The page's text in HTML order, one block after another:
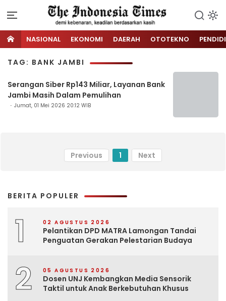
NASIONAL EKONOMI DAERAH OTOTEKNO
TAG: BANK JAMBI
Serangan Siber Rp143 Miliar, Layanan Bank
Jambi Masih Dalam Pemulihan
Jumat, 01 Mei 2026 20:12 WIB
Previous 1 Next
BERITA POPULER
1 02 AGUSTUS 2026
Pelantikan DPD MATRA Lamongan Tandai
Penguatan Gerakan Pelestarian Budaya
2 05 AGUSTUS 2026
Dosen UNJ Kembangkan Media Sensorik
Taktil untuk Anak Berkebutuhan Khusus